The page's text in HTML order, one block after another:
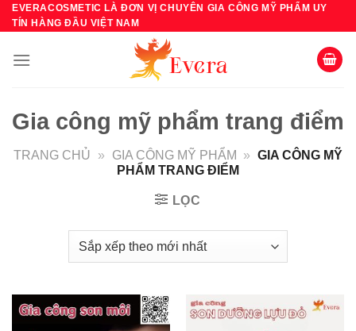
Bỏ
qua
dung
EVERACOSMETIC LÀ ĐƠN VỊ CHUYÊN GIA CÔNG MỸ PHẨM UY
TÍN HÀNG ĐẦU VIỆT NAM
Gia công mỹ phẩm trang điểm
TRANG CHỦ » GIA CÔNG MỸ PHẨM » GIA CÔNG MỸ
PHẨM TRANG ĐIỂM
LỌC